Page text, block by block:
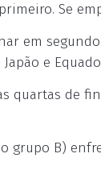
Se
em
e
quartas de
grupo B)